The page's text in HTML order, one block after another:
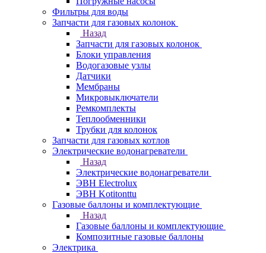
Фильтры для воды
Запчасти для газовых колонок
Назад
Запчасти для газовых колонок
Блоки управления
Водогазовые узлы
Датчики
Мембраны
Микровыключатели
Ремкомплекты
Теплообменники
Трубки для колонок
Запчасти для газовых котлов
Электрические водонагреватели
Назад
Электрические водонагреватели
ЭВН Electrolux
ЭВН Kotitonttu
Газовые баллоны и комплектующие
Назад
Газовые баллоны и комплектующие
Композитные газовые баллоны
Электрика